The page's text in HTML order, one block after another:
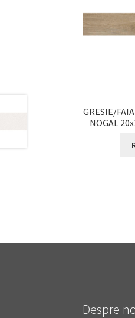
GRESIE/
NOGAL
Despre